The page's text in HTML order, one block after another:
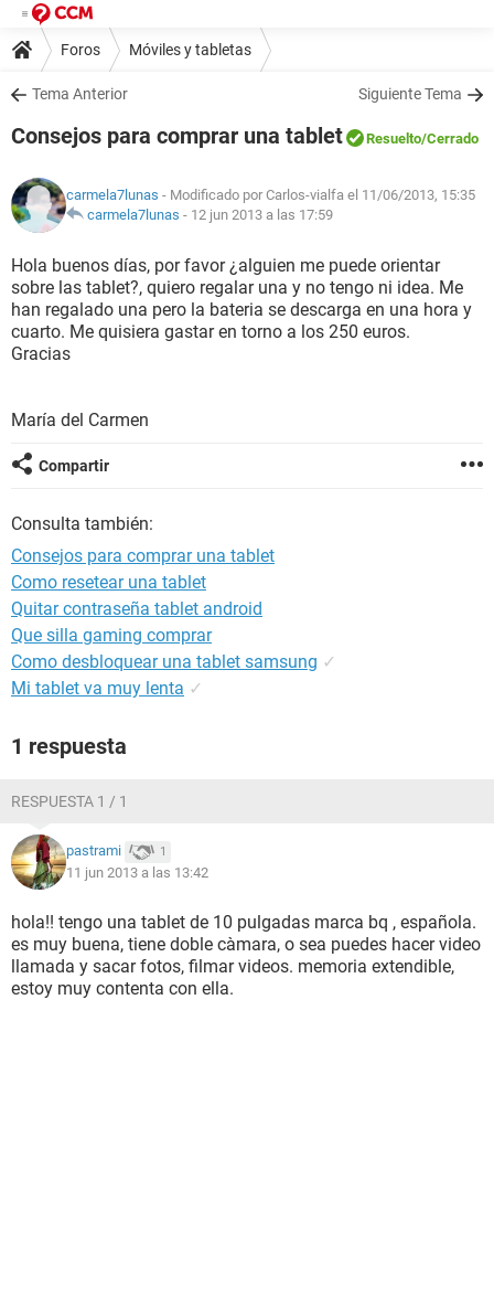
Foros Móviles y tabletas
Tema Anterior Siguiente Tema
Consejos para comprar una tablet Resuelto/Cerrado
carmela7lunas - Modificado por Carlos-vialfa el 11/06/2013, 15:35
carmela7lunas - 12 jun 2013 a las 17:59
Hola buenos días, por favor ¿alguien me puede orientar
sobre las tablet?, quiero regalar una y no tengo ni idea. Me
han regalado una pero la bateria se descarga en una hora y
cuarto. Me quisiera gastar en torno a los 250 euros.
Gracias
María del Carmen
Compartir
Consulta también:
Consejos para comprar una tablet
Como resetear una tablet
Quitar contraseña tablet android
Que silla gaming comprar
Como desbloquear una tablet samsung ✓
Mi tablet va muy lenta ✓
1 respuesta
RESPUESTA 1 / 1
pastrami 1
11 jun 2013 a las 13:42
hola!! tengo una tablet de 10 pulgadas marca bq , española.
es muy buena, tiene doble càmara, o sea puedes hacer video
llamada y sacar fotos, filmar videos. memoria extendible,
estoy muy contenta con ella.